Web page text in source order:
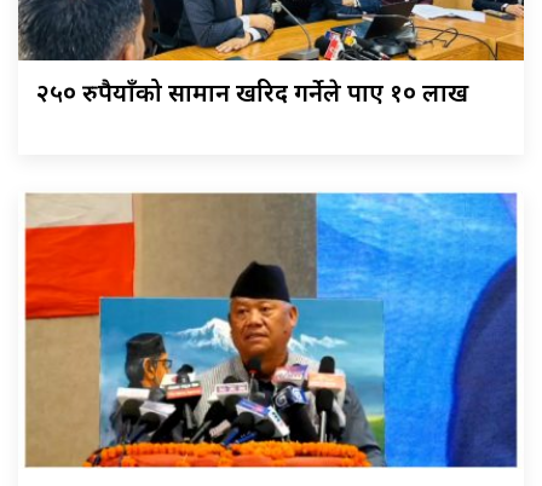
२५० रुपैयाँको सामान खरिद गर्नेले पाए १० लाख